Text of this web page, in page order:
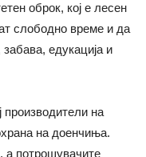
оброк, кој е лесен
слободно време и да
едукација и
производители на
на доенчиња.
а потрошувачите